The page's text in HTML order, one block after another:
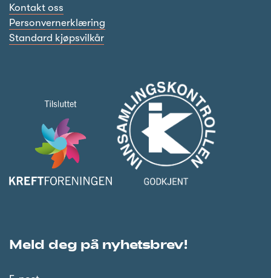
Kontakt oss
Personvernerklæring
Standard kjøpsvilkår
Meld deg på nyhetsbrev!